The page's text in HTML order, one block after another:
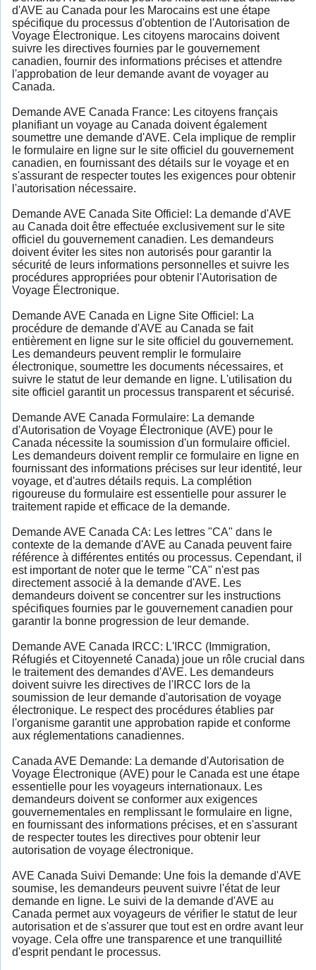
d'AVE au Canada pour les Marocains est une étape
spécifique du processus d'obtention de l'Autorisation de
Voyage Électronique. Les citoyens marocains doivent
suivre les directives fournies par le gouvernement
canadien, fournir des informations précises et attendre
l'approbation de leur demande avant de voyager au
Canada.
Demande AVE Canada France: Les citoyens français
planifiant un voyage au Canada doivent également
soumettre une demande d'AVE. Cela implique de remplir
le formulaire en ligne sur le site officiel du gouvernement
canadien, en fournissant des détails sur le voyage et en
s'assurant de respecter toutes les exigences pour obtenir
l'autorisation nécessaire.
Demande AVE Canada Site Officiel: La demande d'AVE
au Canada doit être effectuée exclusivement sur le site
officiel du gouvernement canadien. Les demandeurs
doivent éviter les sites non autorisés pour garantir la
sécurité de leurs informations personnelles et suivre les
procédures appropriées pour obtenir l'Autorisation de
Voyage Électronique.
Demande AVE Canada en Ligne Site Officiel: La
procédure de demande d'AVE au Canada se fait
entièrement en ligne sur le site officiel du gouvernement.
Les demandeurs peuvent remplir le formulaire
électronique, soumettre les documents nécessaires, et
suivre le statut de leur demande en ligne. L'utilisation du
site officiel garantit un processus transparent et sécurisé.
Demande AVE Canada Formulaire: La demande
d'Autorisation de Voyage Électronique (AVE) pour le
Canada nécessite la soumission d'un formulaire officiel.
Les demandeurs doivent remplir ce formulaire en ligne en
fournissant des informations précises sur leur identité, leur
voyage, et d'autres détails requis. La complétion
rigoureuse du formulaire est essentielle pour assurer le
traitement rapide et efficace de la demande.
Demande AVE Canada CA: Les lettres "CA" dans le
contexte de la demande d'AVE au Canada peuvent faire
référence à différentes entités ou processus. Cependant, il
est important de noter que le terme "CA" n'est pas
directement associé à la demande d'AVE. Les
demandeurs doivent se concentrer sur les instructions
spécifiques fournies par le gouvernement canadien pour
garantir la bonne progression de leur demande.
Demande AVE Canada IRCC: L'IRCC (Immigration,
Réfugiés et Citoyenneté Canada) joue un rôle crucial dans
le traitement des demandes d'AVE. Les demandeurs
doivent suivre les directives de l'IRCC lors de la
soumission de leur demande d'autorisation de voyage
électronique. Le respect des procédures établies par
l'organisme garantit une approbation rapide et conforme
aux réglementations canadiennes.
Canada AVE Demande: La demande d'Autorisation de
Voyage Électronique (AVE) pour le Canada est une étape
essentielle pour les voyageurs internationaux. Les
demandeurs doivent se conformer aux exigences
gouvernementales en remplissant le formulaire en ligne,
en fournissant des informations précises, et en s'assurant
de respecter toutes les directives pour obtenir leur
autorisation de voyage électronique.
AVE Canada Suivi Demande: Une fois la demande d'AVE
soumise, les demandeurs peuvent suivre l'état de leur
demande en ligne. Le suivi de la demande d'AVE au
Canada permet aux voyageurs de vérifier le statut de leur
autorisation et de s'assurer que tout est en ordre avant leur
voyage. Cela offre une transparence et une tranquillité
d'esprit pendant le processus.